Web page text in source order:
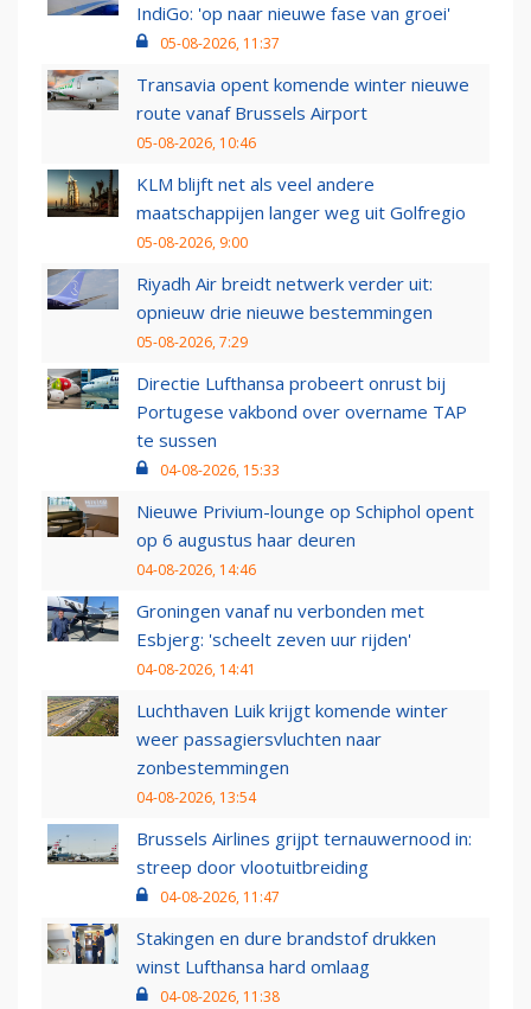
IndiGo: 'op naar nieuwe fase van groei'
05-08-2026, 11:37
Transavia opent komende winter nieuwe
route vanaf Brussels Airport
05-08-2026, 10:46
KLM blijft net als veel andere
maatschappijen langer weg uit Golfregio
05-08-2026, 9:00
Riyadh Air breidt netwerk verder uit:
opnieuw drie nieuwe bestemmingen
05-08-2026, 7:29
Directie Lufthansa probeert onrust bij
Portugese vakbond over overname TAP
te sussen
04-08-2026, 15:33
Nieuwe Privium-lounge op Schiphol opent
op 6 augustus haar deuren
04-08-2026, 14:46
Groningen vanaf nu verbonden met
Esbjerg: 'scheelt zeven uur rijden'
04-08-2026, 14:41
Luchthaven Luik krijgt komende winter
weer passagiersvluchten naar
zonbestemmingen
04-08-2026, 13:54
Brussels Airlines grijpt ternauwernood in:
streep door vlootuitbreiding
04-08-2026, 11:47
Stakingen en dure brandstof drukken
winst Lufthansa hard omlaag
04-08-2026, 11:38